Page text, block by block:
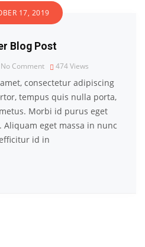
17, 2019
Blog Post
No Comment 474Views
consectetur adipiscing
tempus quis nulla porta,
Morbi id purus eget
Aliquam eget massa in nunc
id in